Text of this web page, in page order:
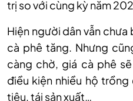
trị so với cùng kỳ năm
Hiện người dân vẫn chưa
cà phê tăng. Nhưng
càng chờ, giá cà phê
điều kiện nhiều hộ
tiêu, tái sản xuất…